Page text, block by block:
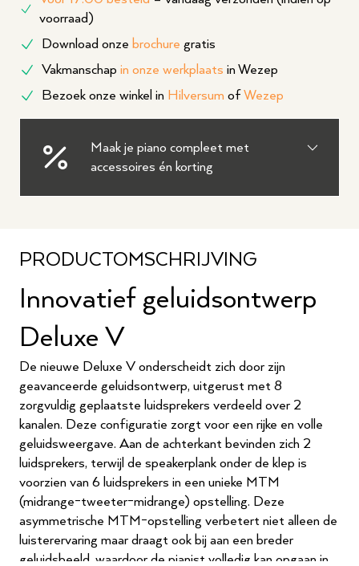
voorraad)
Download onze brochure gratis
Vakmanschap in onze werkplaats in Wezep
Bezoek onze winkel in Hilversum of Wezep
Maak je piano compleet met
accessoires én korting
PRODUCTOMSCHRIJVING
Innovatief geluidsontwerp
Deluxe V
De nieuwe Deluxe V onderscheidt zich door zijn
geavanceerde geluidsontwerp, uitgerust met 8
zorgvuldig geplaatste luidsprekers verdeeld over 2
kanalen. Deze configuratie zorgt voor een rijke en volle
geluidsweergave. Aan de achterkant bevinden zich 2
luidsprekers, terwijl de speakerplank onder de klep is
voorzien van 6 luidsprekers in een unieke MTM
(midrange-tweeter-midrange) opstelling. Deze
asymmetrische MTM-opstelling verbetert niet alleen de
luisterervaring maar draagt ook bij aan een breder
geluidsbeeld, waardoor de pianist volledig kan opgaan in